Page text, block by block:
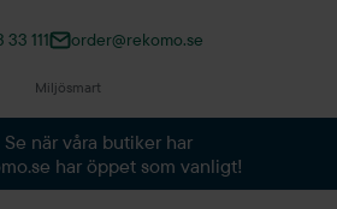
111 order@rekomo.se
Miljösmart
när våra butiker har
har öppet som vanligt!